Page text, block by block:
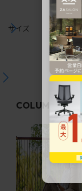
サイズ
COLUMN 関連